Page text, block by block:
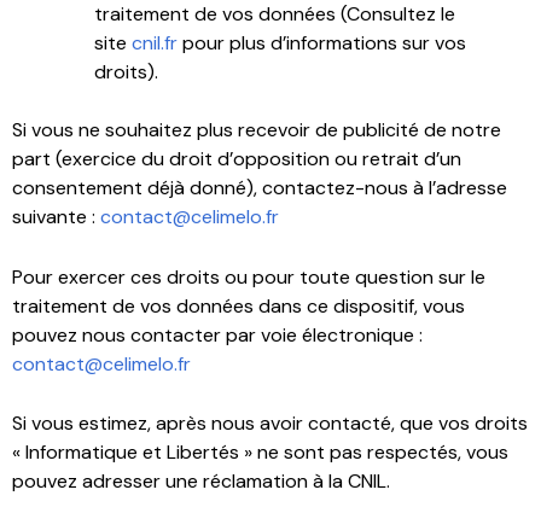
traitement de vos données (Consultez le
site cnil.frpour plus d’informations sur vos
droits).
Si vous ne souhaitez plus recevoir de publicité de notre
part (exercice du droit d’opposition ou retrait d’un
consentement déjà donné), contactez-nous à l’adresse
suivante : contact@celimelo.fr
Pour exercer ces droits ou pour toute question sur le
traitement de vos données dans ce dispositif, vous
pouvez nous contacter par voie électronique :
contact@celimelo.fr
Si vous estimez, après nous avoir contacté, que vos droits
« Informatique et Libertés » ne sont pas respectés, vous
pouvez adresser une réclamation à la CNIL.